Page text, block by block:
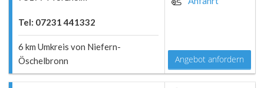
Tel: 07231 441332
6 km Umkreis von Niefern-
Öschelbronn
Angebot anfordern